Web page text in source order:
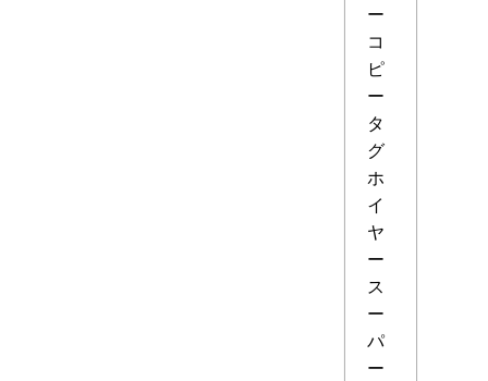
ー
コ
ピ
ー
タ
グ
ホ
イ
ヤ
ー
ス
ー
パ
ー